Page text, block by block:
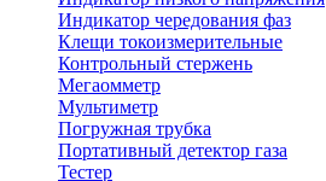
Индикатор чередования фаз
Клещи токоизмерительные
Контрольный стержень
Мегаомметр
Мультиметр
Погружная трубка
Портативный детектор газа
Тестер